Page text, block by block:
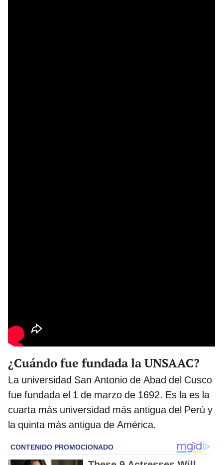
¿Cuándo fue fundada la UNSAAC?
La universidad San Antonio de Abad del Cusco
fue fundada el 1 de marzo de 1692. Es la es la
cuarta más universidad más antigua del Perú y
la quinta más antigua de América.